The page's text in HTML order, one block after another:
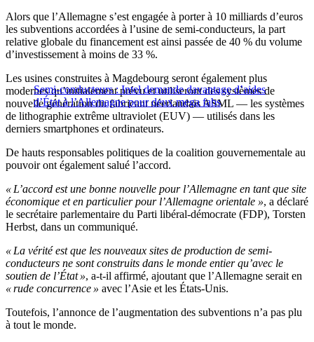
Alors que l’Allemagne s’est engagée à porter à 10 milliards d’euros
les subventions accordées à l’usine de semi-conducteurs, la part
relative globale du financement est ainsi passée de 40 % du volume
d’investissement à moins de 33 %.
Semi-conducteurs : Intel demande davantage d’aides
d’État à l’Allemagne pour deux mega fabs
Les usines construites à Magdebourg seront également plus
modernes qu’initialement prévu et utiliseront des systèmes de
nouvelle génération du fabricant néerlandais ASML — les systèmes
de lithographie extrême ultraviolet (EUV) — utilisés dans les
derniers smartphones et ordinateurs.
De hauts responsables politiques de la coalition gouvernementale au
pouvoir ont également salué l’accord.
« L’accord est une bonne nouvelle pour l’Allemagne en tant que site
économique et en particulier pour l’Allemagne orientale », a déclaré
le secrétaire parlementaire du Parti libéral-démocrate (FDP), Torsten
Herbst, dans un communiqué.
« La vérité est que les nouveaux sites de production de semi-
conducteurs ne sont construits dans le monde entier qu’avec le
soutien de l’État », a-t-il affirmé, ajoutant que l’Allemagne serait en
« rude concurrence » avec l’Asie et les États-Unis.
Toutefois, l’annonce de l’augmentation des subventions n’a pas plu
à tout le monde.